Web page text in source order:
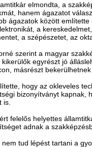
elmondta, a
hanem ágazatot
ágazatok között
a
a szépészetet, az
szerint a magyar
egyrészt jó
másrészt
hogy az okleveles
bizonyítványt kapnak,
is.
felelős helyettes
adnak a
nem tud lépést tartani a